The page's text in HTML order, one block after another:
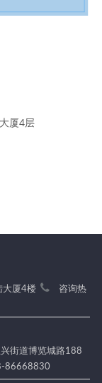
厦4层
大厦4楼
咨询热
街道博览城路188
86668830